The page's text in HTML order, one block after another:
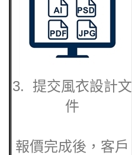
3. 提交風衣設計文
件
報價完成後，客戶